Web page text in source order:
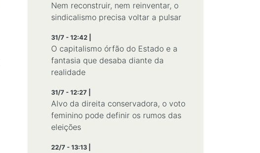
Nem reconstruir, nem reinventar, o
sindicalismo precisa voltar a pulsar
31/7 - 12:42 |
O capitalismo órfão do Estado e a
fantasia que desaba diante da
realidade
31/7 - 12:27 |
Alvo da direita conservadora, o voto
feminino pode definir os rumos das
eleições
22/7 - 13:13 |